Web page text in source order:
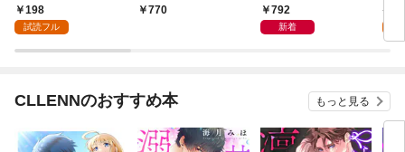
彼女を最強にする衣装
を仕立てて成り上がる
目
198
試読フル
（コミック）１【電子
770
険者、追放され自分だ
けの最強ギルドを作
恵に気づいたってもう
792
新着
肩
い
体
CLLENNのおすすめ本 もっと見る